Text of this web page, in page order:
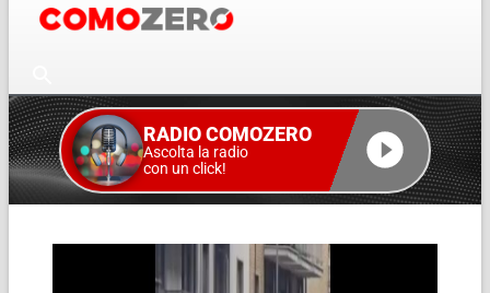
RADIO COMOZERO
Ascolta la radio
con un click!